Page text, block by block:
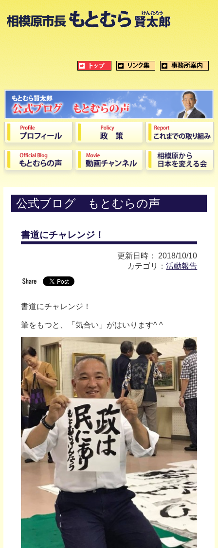
公式ブログ もとむらの声
書道にチャレンジ！
更新日時： 2018/10/10
カテゴリ：活動報告
書道にチャレンジ！
筆をもつと、「気合い」がはいります^ ^